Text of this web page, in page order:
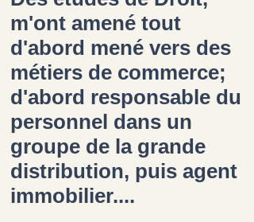
m'ont amené tout
d'abord mené vers des
métiers de commerce;
d'abord responsable du
personnel dans un
groupe de la grande
distribution, puis agent
immobilier....